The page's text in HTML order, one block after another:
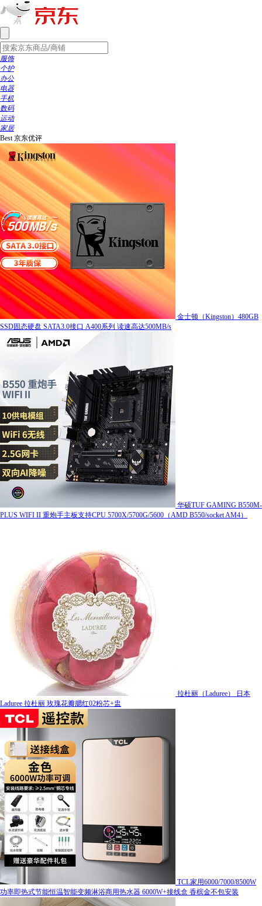
服饰
个护
办公
电器
手机
数码
运动
家居
Best 京东优评
金士顿（Kingston）480GB
SSD固态硬盘 SATA3.0接口 A400系列 读速高达500MB/s
华硕TUF GAMING B550M-
PLUS WIFI II 重炮手主板支持CPU 5700X/5700G/5600（AMD B550/socket AM4）
拉杜丽（Laduree） 日本
Laduree 拉杜丽 玫瑰花瓣腮红02粉芯+盅
TCL家用6000/7000/8500W
功率即热式节能恒温智能变频淋浴商用热水器 6000W+接线盒 香槟金不包安装